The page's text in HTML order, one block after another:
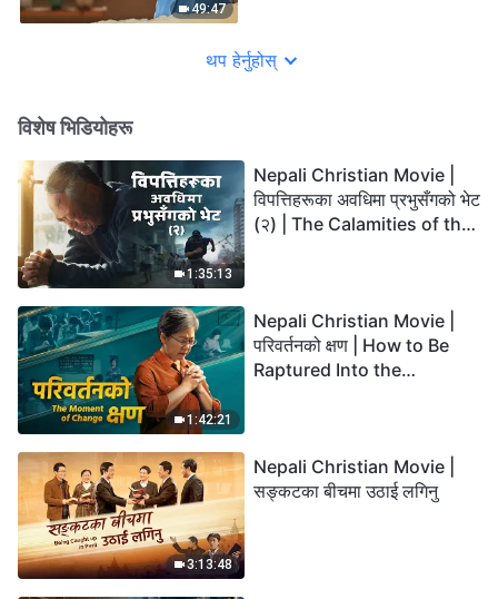
49:47
थप हेर्नुहोस्
विशेष भिडियोहरू
1:35:13
Nepali Christian Movie |
विपत्तिहरूका अवधिमा प्रभुसँगको भेट
(२) | The Calamities of the
1:42:21
Nepali Christian Movie |
परिवर्तनको क्षण | How to Be
Raptured Into the
3:13:48
Nepali Christian Movie |
सङ्कटका बीचमा उठाई लगिनु